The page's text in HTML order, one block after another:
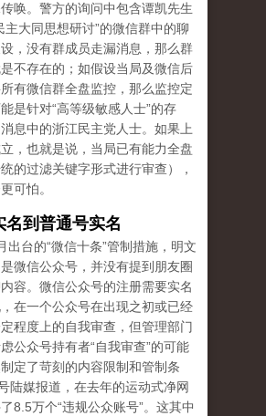
唤。警方的询问中包含谭凯先生
主大同思想研讨”的微信群中的聊
，没有群成员走漏消息，那么群
不存在的；如假设当局及微信后
有微信群全盘监控，那么监控定
是针对“高等级敏感人士”的存
息中的浙江民主党人士。如果上
，也就是说，当局已有能力全盘
的过滤关键字形式进行审查），
可怕。
名到普通号实名
出台的“微信十条”管制措施，明文
微信公众号，并没有提到朋友圈
容。微信公众号的注册需要实名
在一个公众号在出现之初或已经
程度上的自我审查，但管理部门
公众号持有者“自我审查”的可能
定了苛刻的内容限制和管制条
陆媒报道，在去年的运动式净网
8.5万个“违规公众账号”。这其中